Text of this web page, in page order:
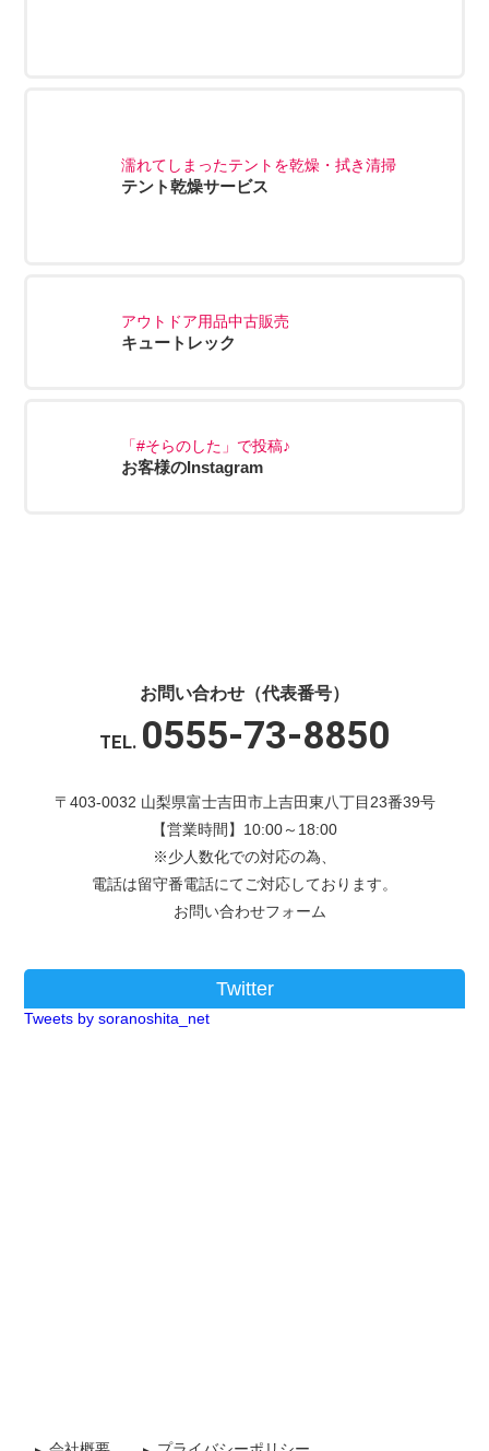
濡れてしまったテントを乾燥・拭き清掃
テント乾燥サービス
アウトドア用品中古販売
キュートレック
「#そらのした」で投稿♪
お客様のInstagram
お問い合わせ（代表番号）
TEL. 0555-73-8850
〒403-0032 山梨県富士吉田市上吉田東八丁目23番39号
【営業時間】10:00～18:00
※少人数化での対応の為、
電話は留守番電話にてご対応しております。
お問い合わせフォーム
Twitter
Tweets by soranoshita_net